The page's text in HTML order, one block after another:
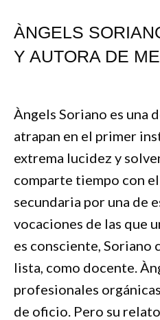
ÀNGELS
Y AUTORA DE
Àngels Soriano es una
atrapan en el primer
extrema lucidez y
comparte tiempo con
secundaria por una de
vocaciones de las que
es consciente, Soriano
lista, como docente.
profesionales
de oficio. Pero su